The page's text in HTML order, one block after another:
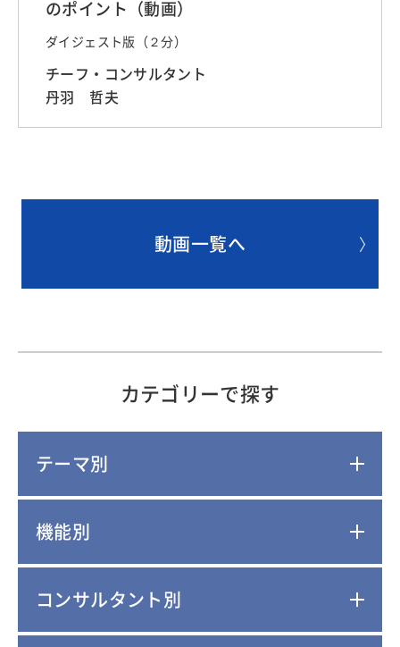
のポイント（動画）
ダイジェスト版（２分）
チーフ・コンサルタント
丹羽 哲夫
動画一覧へ
カテゴリーで探す
テーマ別
機能別
コンサルタント別